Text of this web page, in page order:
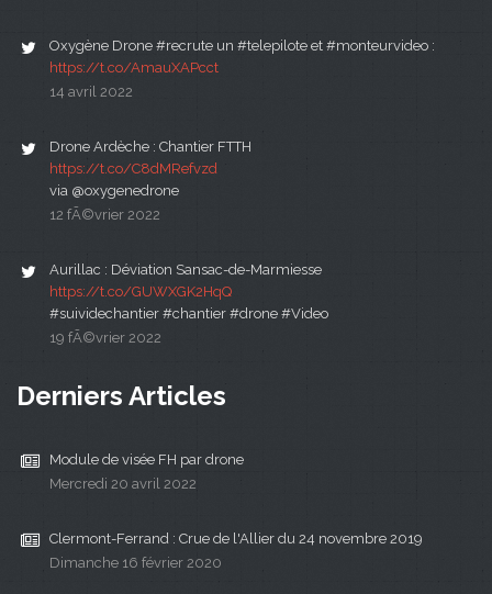
Oxygène Drone #recrute un #telepilote et #monteurvideo :
https://t.co/AmauXAPcct
14 avril 2022
Drone Ardèche : Chantier FTTH
https://t.co/C8dMRefvzd
via @oxygenedrone
12 fÃ©vrier 2022
Aurillac : Déviation Sansac-de-Marmiesse
https://t.co/GUWXGK2HqQ
#suividechantier #chantier #drone #Video
19 fÃ©vrier 2022
Derniers Articles
Module de visée FH par drone
Mercredi 20 avril 2022
Clermont-Ferrand : Crue de l'Allier du 24 novembre 2019
Dimanche 16 février 2020